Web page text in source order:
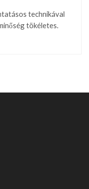
technikával
tökéletes.